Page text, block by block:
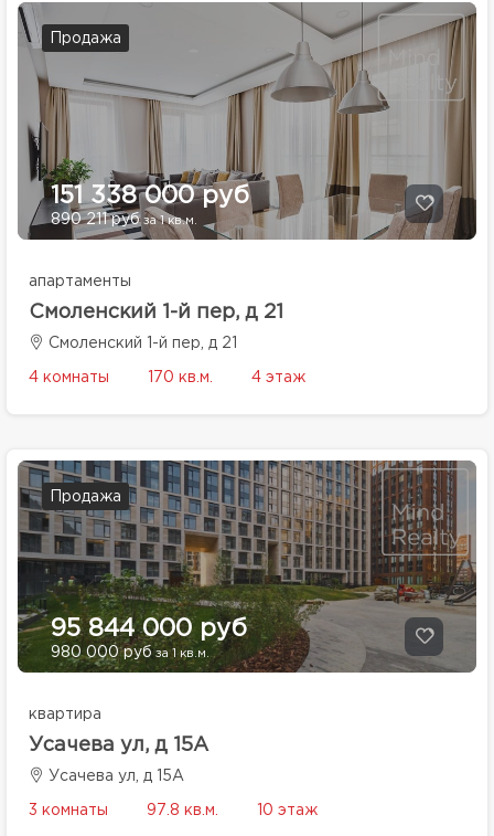
Продажа
151 338 000 руб
890 211 рубза 1 кв.м.
апартаменты
Смоленский 1-й пер, д 21
Смоленский 1-й пер, д 21
4 комнаты 170 кв.м. 4 этаж
Продажа
95 844 000 руб
980 000 руб за 1 кв.м.
квартира
Усачева ул, д 15А
Усачева ул, д 15А
3 комнаты 97.8 кв.м. 10 этаж